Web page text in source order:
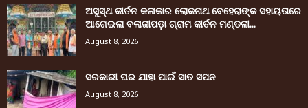
ଅସୁସ୍ଥ କୀର୍ତନ କଳାକାର ଲୋକନାଥ ବେହେରାଙ୍କ ସହାୟତାରେ
ଆଗେଇଲା ବଳାଜୀପଡ଼ା ଗ୍ରାମ କୀର୍ତନ ମଣ୍ଡଳୀ...
August 8, 2026
ସରକାରୀ ଘର ଯାହା ପାଇଁ ସାତ ସପନ
August 8, 2026